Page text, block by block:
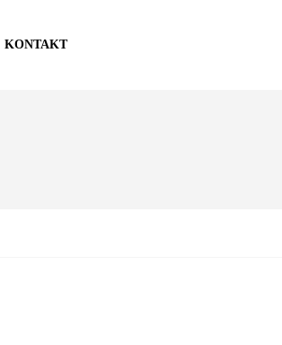
KONTAKT